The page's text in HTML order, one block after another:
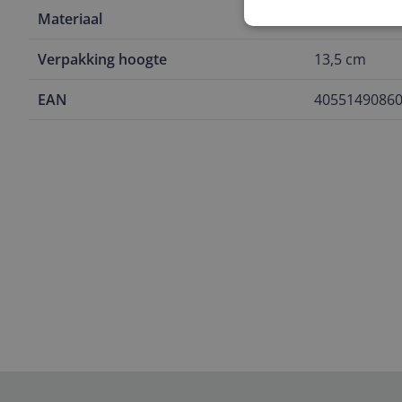
Materiaal
Verpakking hoogte 13,5 cm
EAN